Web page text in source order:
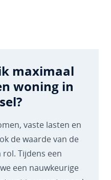
maximaal
woning in
vaste lasten en
de waarde van de
Tijdens een
een nauwkeurige